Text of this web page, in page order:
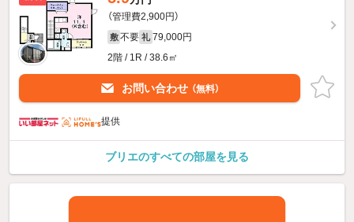
（管理費2,900円）
敷 不要 礼 79,000円
2階 / 1R / 38.6㎡
お問い合わせ （無料）
提供
ブリエのすべての部屋を見る